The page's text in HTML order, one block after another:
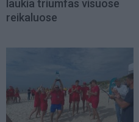
laukia triumfas visuose
reikaluose